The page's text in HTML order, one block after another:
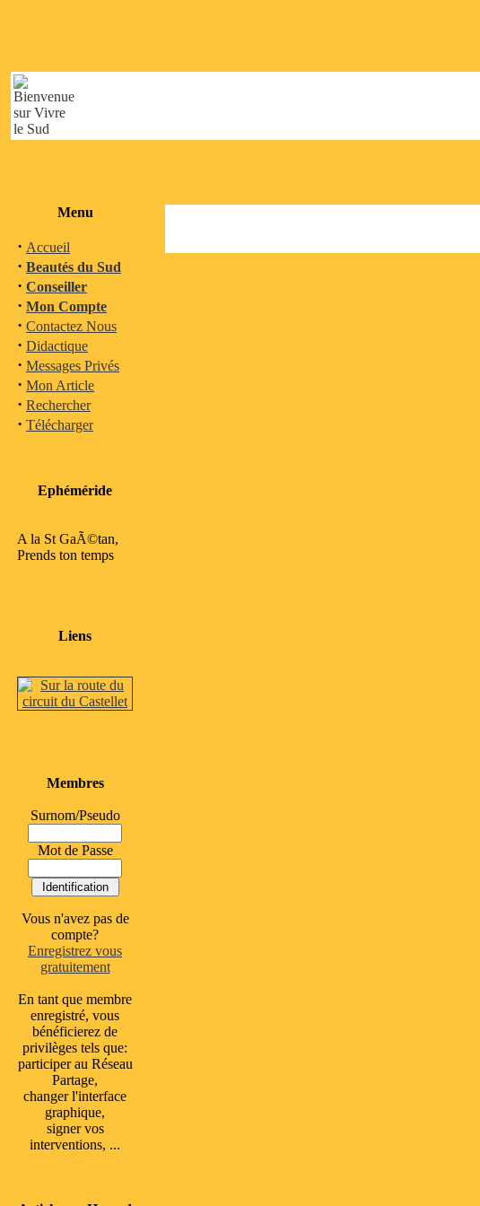
Menu
· Accueil
· Beautés du Sud
· Conseiller
· Mon Compte
· Contactez Nous
· Didactique
· Messages Privés
· Mon Article
· Rechercher
· Télécharger
Ephéméride
A la St GaÃ©tan,
Prends ton temps
Liens
Membres
Surnom/Pseudo
Mot de Passe
Vous n'avez pas de
compte?
Enregistrez vous
gratuitement
En tant que membre
enregistré, vous
bénéficierez de
privilèges tels que:
participer au Réseau
Partage,
changer l'interface
graphique,
signer vos
interventions, ...